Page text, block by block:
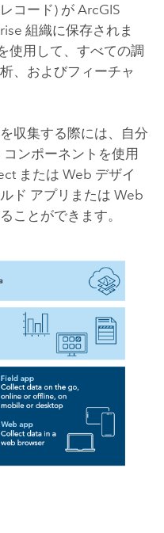
コード) が ArcGIS
組織に保存されま
使用して、すべての調
、およびフィーチャ
収集する際には、自分
コンポーネントを使用
または Web デザイ
ド アプリまたは Web
ことができます。